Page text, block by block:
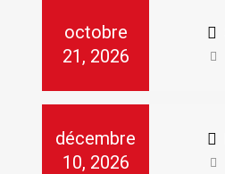
octobre
21, 2026
décembre
10, 2026